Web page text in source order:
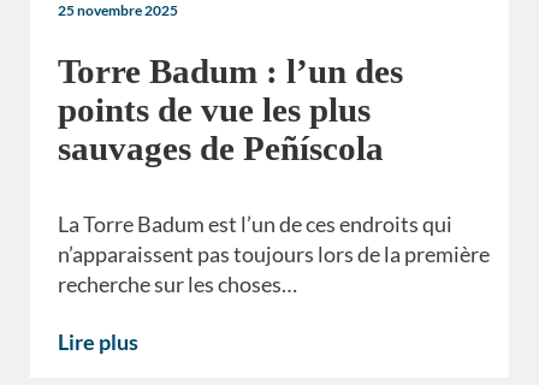
25 novembre 2025
Torre Badum : l’un des
points de vue les plus
sauvages de Peñíscola
La Torre Badum est l’un de ces endroits qui
n’apparaissent pas toujours lors de la première
recherche sur les choses…
Lire plus